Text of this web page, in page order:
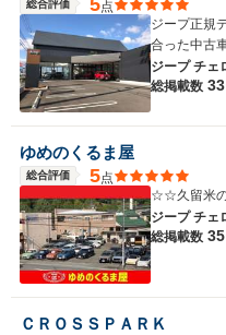
総合評価 5点
ジープ正規
合った中古
ジープ チェ
総掲載数 33
ゆめのくるま屋
総合評価 5点
☆☆久留米
ジープ チェ
総掲載数 35
ＣＲＯＳＳＰＡＲＫ